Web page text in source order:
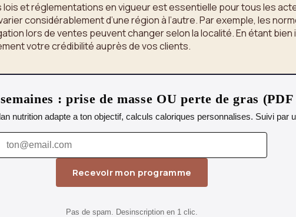
lois et réglementations en vigueur est essentielle pour tous les
considérablement d’une région à l’autre. Par exemple, les
lors de ventes peuvent changer selon la localité. En étant
votre crédibilité auprès de vos clients.
: prise de masse OU perte de gras
nutrition adapte a ton objectif, calculs caloriques personnalises. Suivi par
Recevoir mon programme
Pas de spam. Desinscription en 1 clic.